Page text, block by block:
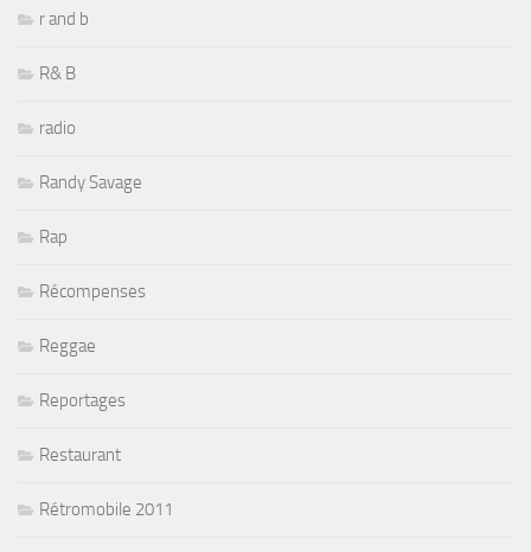
r and b
R& B
radio
Randy Savage
Rap
Récompenses
Reggae
Reportages
Restaurant
Rétromobile 2011